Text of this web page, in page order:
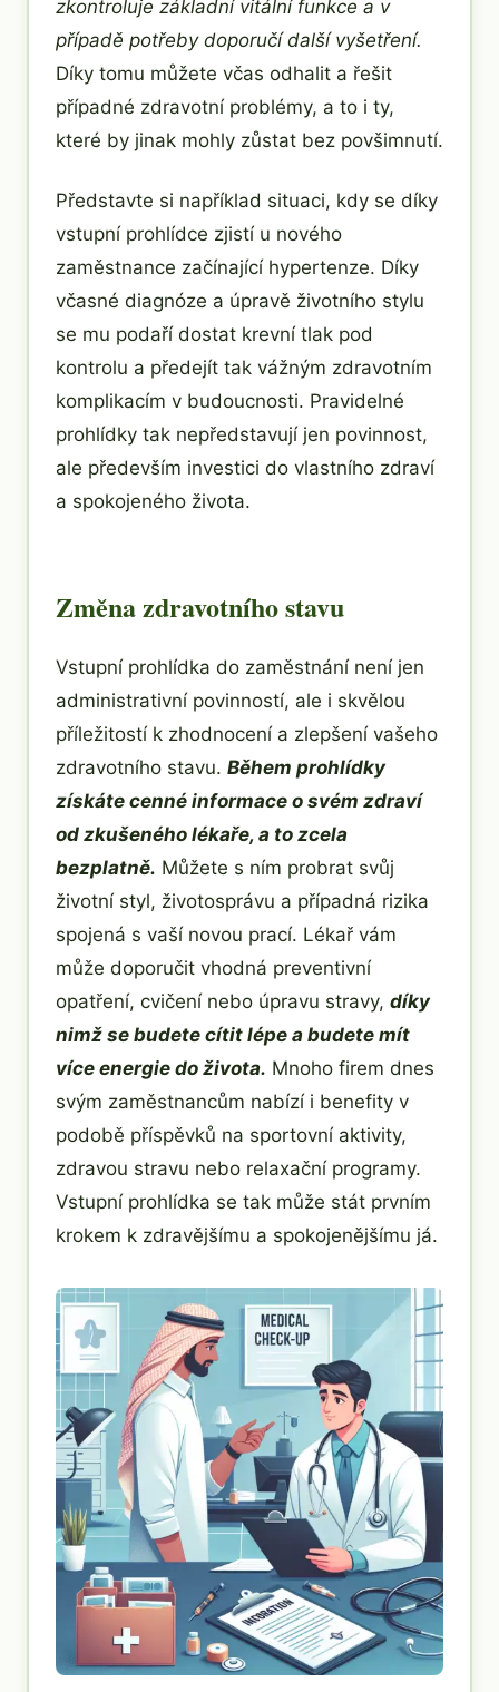
zkontroluje základní vitální funkce a v
případě potřeby doporučí další vyšetření.
Díky tomu můžete včas odhalit a řešit
případné zdravotní problémy, a to i ty,
které by jinak mohly zůstat bez povšimnutí.
Představte si například situaci, kdy se díky
vstupní prohlídce zjistí u nového
zaměstnance začínající hypertenze. Díky
včasné diagnóze a úpravě životního stylu
se mu podaří dostat krevní tlak pod
kontrolu a předejít tak vážným zdravotním
komplikacím v budoucnosti. Pravidelné
prohlídky tak nepředstavují jen povinnost,
ale především investici do vlastního zdraví
a spokojeného života.
Změna zdravotního stavu
Vstupní prohlídka do zaměstnání není jen
administrativní povinností, ale i skvělou
příležitostí k zhodnocení a zlepšení vašeho
zdravotního stavu. Během prohlídky
získáte cenné informace o svém zdraví
od zkušeného lékaře, a to zcela
bezplatně. Můžete s ním probrat svůj
životní styl, životosprávu a případná rizika
spojená s vaší novou prací. Lékař vám
může doporučit vhodná preventivní
opatření, cvičení nebo úpravu stravy, díky
nimž se budete cítit lépe a budete mít
více energie do života. Mnoho firem dnes
svým zaměstnancům nabízí i benefity v
podobě příspěvků na sportovní aktivity,
zdravou stravu nebo relaxační programy.
Vstupní prohlídka se tak může stát prvním
krokem k zdravějšímu a spokojenějšímu já.